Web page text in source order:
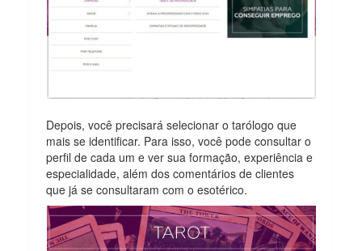
Depois, você precisará selecionar o tarólogo que
mais se identificar. Para isso, você pode consultar o
perfil de cada um e ver sua formação, experiência e
especialidade, além dos comentários de clientes
que já se consultaram com o esotérico.